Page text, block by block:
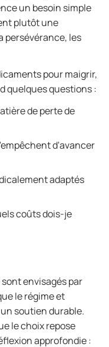
un besoin simple
plutôt une
persévérance, les
pour maigrir,
quelques questions :
de perte de
d'avancer
adaptés
coûts dois-je
envisagés par
le régime et
soutien durable.
le choix repose
approfondie :